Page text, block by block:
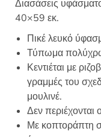
Διασάσεις
40×59 εκ.
Πικέ λευκό
Τύπωμα
Κεντιέται με
γραμμές του
μουλινέ.
Δεν περιέχονται
Με κοπτοράπτη